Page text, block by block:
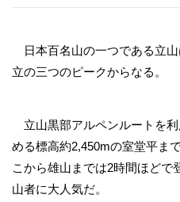
日本百名山の一つである立
立の三つのピークからなる。
立山黒部アルペンルートを
める標高約2,450mの室堂平ま
こから雄山までは2時間ほどで
山者に大人気だ。